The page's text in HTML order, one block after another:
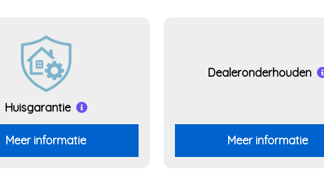
Huisgarantie
Meer informatie
Dealeronderhouden
Meer informatie